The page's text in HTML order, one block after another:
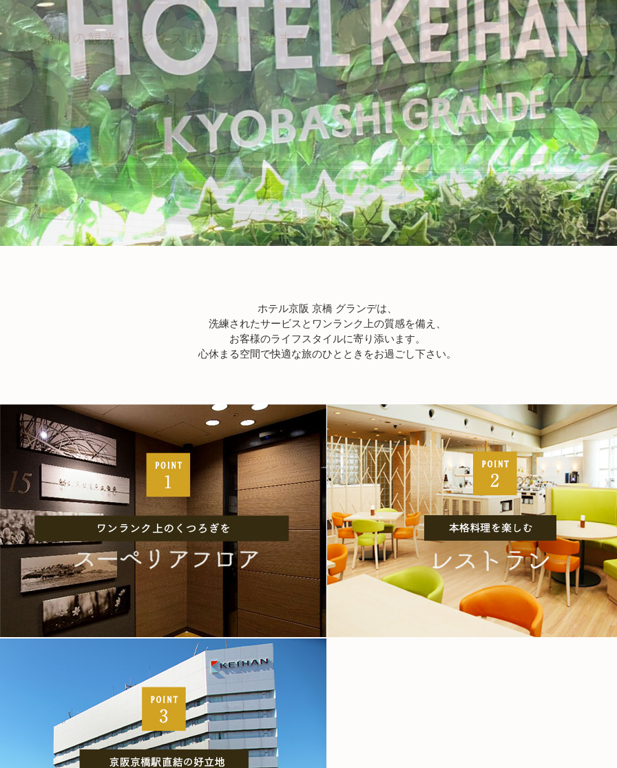
ホテル京阪 京橋 グランデは、
洗練されたサービスとワンランク上の質感を備え、
お客様のライフスタイルに寄り添います。
心休まる空間で快適な旅のひとときをお過ごし下さい。